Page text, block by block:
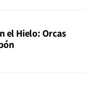
el Hielo: Orcas